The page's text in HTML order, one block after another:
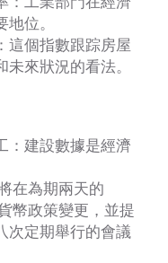
位。
這個指數跟踪房屋
來狀況的看法。
：建設數據是經濟
在為期兩天的
幣政策變更，並提
次定期舉行的會議